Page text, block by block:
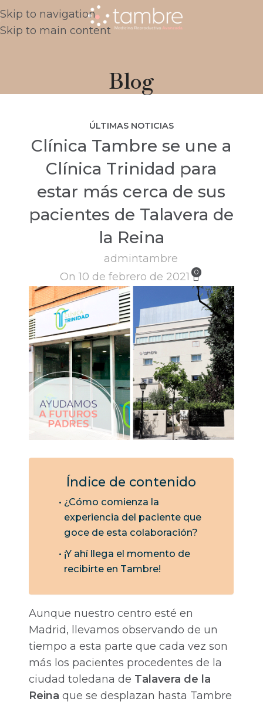
Skip to navigation
Skip to main content
Blog
ÚLTIMAS NOTICIAS
Clínica Tambre se une a
Clínica Trinidad para
estar más cerca de sus
pacientes de Talavera de
la Reina
admintambre
On 10 de febrero de 2021
0
Índice de contenido
¿Cómo comienza la
experiencia del paciente que
goce de esta colaboración?
¡Y ahí llega el momento de
recibirte en Tambre!
Aunque nuestro centro esté en
Madrid, llevamos observando de un
tiempo a esta parte que cada vez son
más los pacientes procedentes de la
ciudad toledana de Talavera de la
Reina que se desplazan hasta Tambre